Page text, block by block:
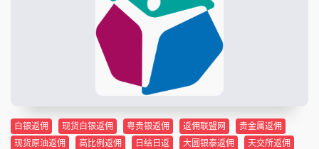
白银返佣 现货白银返佣 粤贵银返佣 返佣联盟网
贵金属返佣
现货原油返佣
高比例返佣 日结日返 大圆银泰返佣 天交所返佣